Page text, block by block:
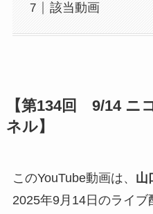
該当動画
【第134回 9/14 ニ
ネル】
このYouTube動画は、 山
2025年9月14日のライブ